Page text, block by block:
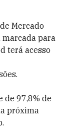
Mercado
marcada para
terá acesso
de 97,8% de
próxima